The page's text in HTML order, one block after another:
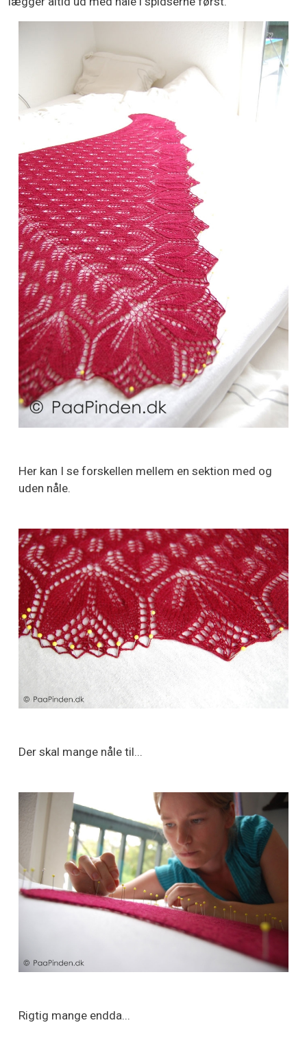
Her kan I se forskellen mellem en sektion med og
uden nåle.
Der skal mange nåle til...
Rigtig mange endda...